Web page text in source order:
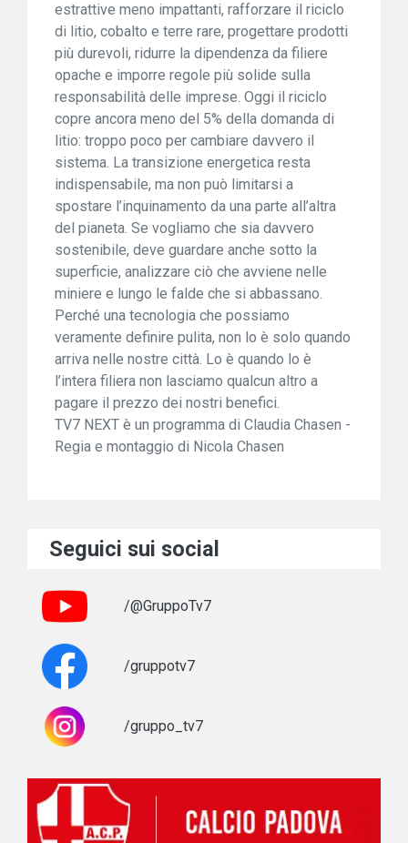
estrattive meno impattanti, rafforzare il riciclo
di litio, cobalto e terre rare, progettare prodotti
più durevoli, ridurre la dipendenza da filiere
opache e imporre regole più solide sulla
responsabilità delle imprese. Oggi il riciclo
copre ancora meno del 5% della domanda di
litio: troppo poco per cambiare davvero il
sistema. La transizione energetica resta
indispensabile, ma non può limitarsi a
spostare l’inquinamento da una parte all’altra
del pianeta. Se vogliamo che sia davvero
sostenibile, deve guardare anche sotto la
superficie, analizzare ciò che avviene nelle
miniere e lungo le falde che si abbassano.
Perché una tecnologia che possiamo
veramente definire pulita, non lo è solo quando
arriva nelle nostre città. Lo è quando lo è
l’intera filiera non lasciamo qualcun altro a
pagare il prezzo dei nostri benefici.
TV7 NEXT è un programma di Claudia Chasen -
Regia e montaggio di Nicola Chasen
Seguici sui social
/@GruppoTv7
/gruppotv7
/gruppo_tv7